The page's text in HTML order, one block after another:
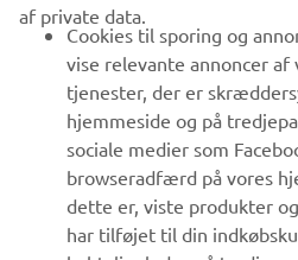
B2B
MERE YAMAHA
SUPPORT
NYHEDSBREV
af private data.
Cookies til sporing og
vise relevante annoncer af
tjenester, der er
hjemmeside og på
sociale medier som
browseradfærd på vores
dette er, viste produkter
har tilføjet til din